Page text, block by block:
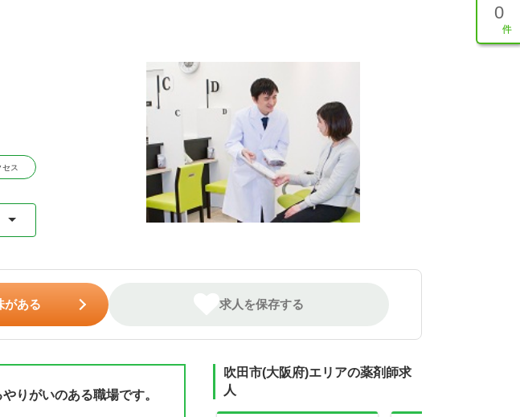
0
セス
がある 求人を保存する
りがいのある職場です。
吹田市(大阪府)エリアの薬剤師求
人